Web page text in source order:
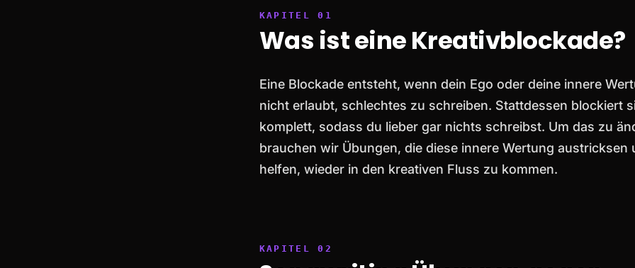
Was ist eine Kreativblockade?
Eine Blockade entsteht, wenn dein Ego oder deine innere
nicht erlaubt, schlechtes zu schreiben. Stattdessen blockiert
komplett, sodass du lieber gar nichts schreibst. Um das zu
brauchen wir Übungen, die diese innere Wertung austricksen
helfen, wieder in den kreativen Fluss zu kommen.